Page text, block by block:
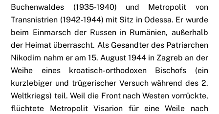
Buchenwaldes (1935-1940) und Metropolit von
Transnistrien (1942-1944) mit Sitz in Odessa. Er wurde
beim Einmarsch der Russen in Rumänien, außerhalb
der Heimat überrascht. Als Gesandter des Patriarchen
Nikodim nahm er am 15. August 1944 in Zagreb an der
Weihe eines kroatisch-orthodoxen Bischofs (ein
kurzlebiger und trügerischer Versuch während des 2.
Weltkriegs) teil. Weil die Front nach Westen vorrückte,
flüchtete Metropolit Visarion für eine Weile nach